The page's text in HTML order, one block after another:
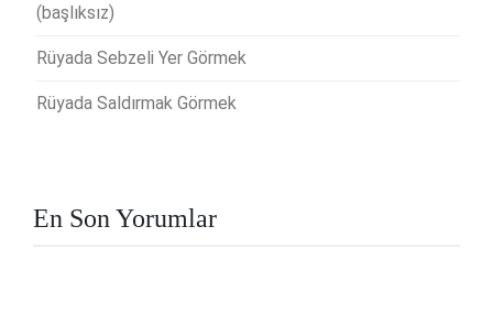
(başlıksız)
Rüyada Sebzeli Yer Görmek
Rüyada Saldırmak Görmek
En Son Yorumlar